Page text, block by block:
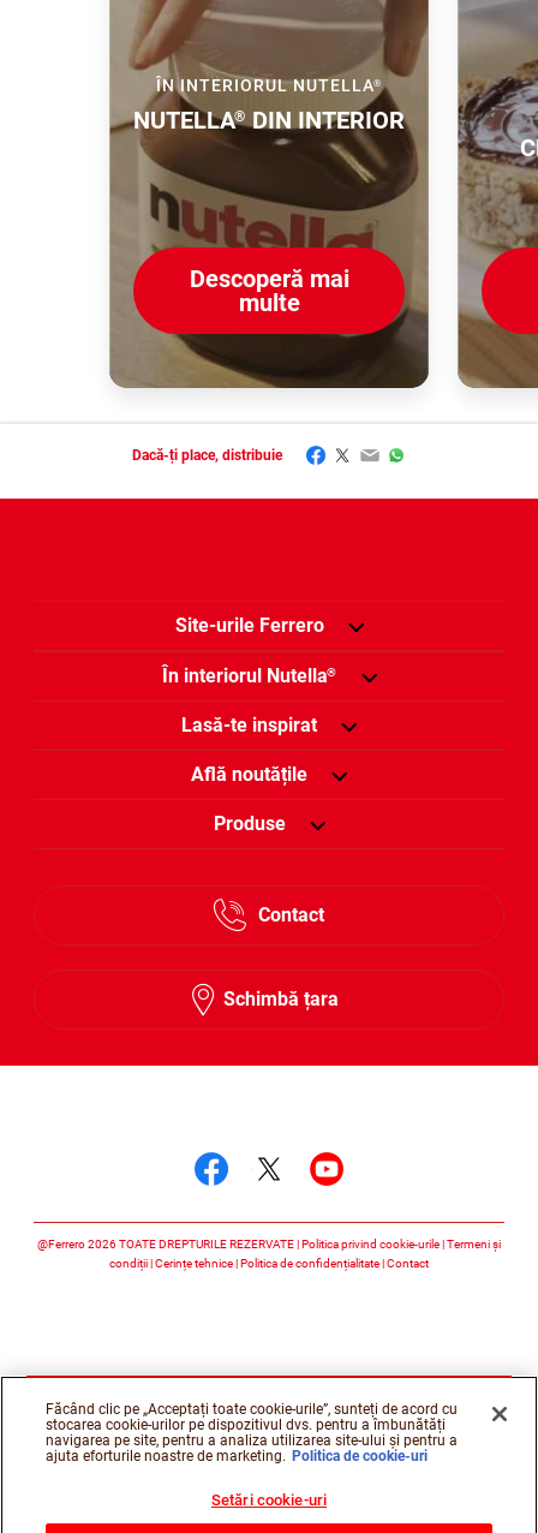
ÎN INTERIORUL NUTELLA®
NUTELLA®DIN INTERIOR
Descoperă mai
multe
Dacă-ți place, distribuie Facebook
Twitter
EmailWhatsApp
Site-urile Ferrero
În interiorul Nutella®
Lasă-te inspirat
Află noutățile
Produse
Contact
Schimbă țara
@Ferrero 2026 TOATE DREPTURILE REZERVATE Politica privind cookie-urile Termeni și
condiții Cerințe tehnice Politica de confidențialitate Contact
Făcând clic pe „Acceptați toate cookie-urile”, sunteți de acord cu
stocarea cookie-urilor pe dispozitivul dvs. pentru a îmbunătăți
navigarea pe site, pentru a analiza utilizarea site-ului și pentru a
ajuta eforturile noastre de marketing. Politica de cookie-uri
Setări cookie-uri